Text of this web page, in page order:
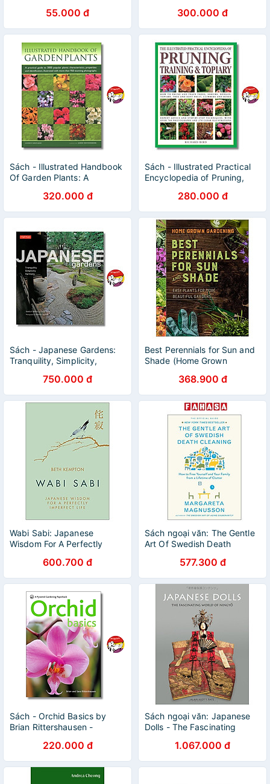
55.000 đ
Nhập khẩu / Hướng dẫn làm
vườn
300.000 đ
Sách - Illustrated Handbook
Of Garden Plants: A
Popular Plants320.000 đ
Sách - Illustrated Practical
Encyclopedia of Pruning,
vườn / Nhập khẩu
280.000 đ
Sách - Japanese Gardens:
Tranquility, Simplicity,
Ngoại văn Nhập khẩu
750.000 đ
Best Perennials for Sun and
Shade (Home Grown
368.900 đ
Wabi Sabi: Japanese
Wisdom For A Perfectly
600.700 đ
Sách ngoại văn: The Gentle
Art Of Swedish Death
Yourself And Your Family
From A Lifetime Of Clutter
577.300 đ
Sách - Orchid Basics by
Brian Rittershausen -
220.000 đ
Sách ngoại văn: Japanese
Dolls - The Fascinating
1.067.000 đ